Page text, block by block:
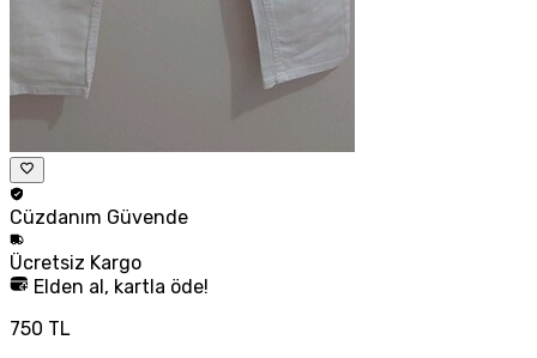
Cüzdanım Güvende
Ücretsiz Kargo
Elden al, kartla öde!
750 TL